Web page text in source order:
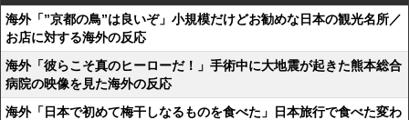
海外「”京都の鳥”は良いぞ」小規模だけどお勧めな日本の観光名所／
お店に対する海外の反応
海外「彼らこそ真のヒーローだ！」手術中に大地震が起きた熊本総合
病院の映像を見た海外の反応
海外「日本で初めて梅干しなるものを食べた」日本旅行で食べた変わ